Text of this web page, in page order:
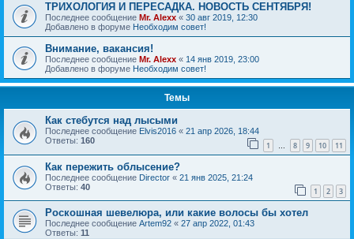
ТРИХОЛОГИЯ И ПЕРЕСАДКА. НОВОСТЬ СЕНТЯБРЯ!
Последнее сообщение Mr. Alexx « 30 авг 2019, 12:30
Добавлено в форуме Необходим совет!
Внимание, вакансия!
Последнее сообщение Mr. Alexx « 14 янв 2019, 23:00
Добавлено в форуме Необходим совет!
Темы
Как стебутся над лысыми
Последнее сообщение Elvis2016 « 21 апр 2026, 18:44
Ответы: 160 1 … 8 9 10 11
Как пережить облысение?
Последнее сообщение Director « 21 янв 2025, 21:24
Ответы: 40 1 2 3
Роскошная шевелюра, или какие волосы бы хотел
Последнее сообщение Artem92 « 27 апр 2022, 01:43
Ответы: 11